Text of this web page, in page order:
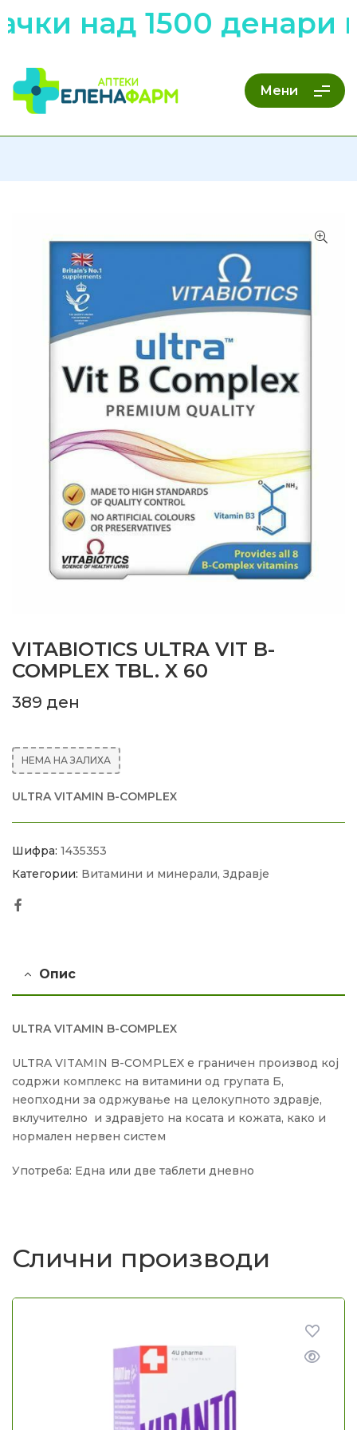
над 1500 денари
Мени
VITABIOTICS ULTRA VIT B-
COMPLEX TBL. X 60
389 ден
НЕМА НА ЗАЛИХА
ULTRA VITAMIN B-COMPLEX
Шифра: 1435353
Категории: Витамини и минерали, Здравје
Опис
ULTRA VITAMIN B-COMPLEX
ULTRA VITAMIN B-COMPLEX е граничен производ кој
содржи комплекс на витамини од групата Б,
неопходни за одржување на целокупното здравје,
вклучително и здравјето на косата и кожата, како и
нормален нервен систем
Употреба: Една или две таблети дневно
Слични производи